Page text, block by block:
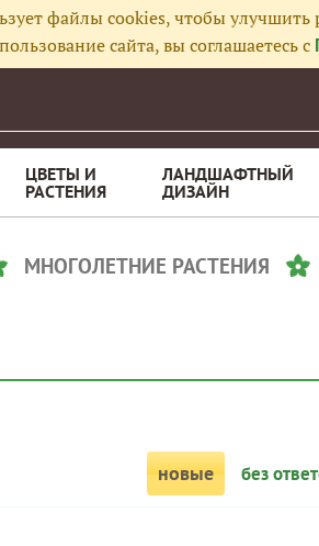
файлы cookies, чтобы улучшить
сайта, вы соглашаетесь с
ЦВЕТЫ И
РАСТЕНИЯ
ЛАНДШАФТНЫЙ
ДИЗАЙН
МНОГОЛЕТНИЕ РАСТЕНИЯ
новые без